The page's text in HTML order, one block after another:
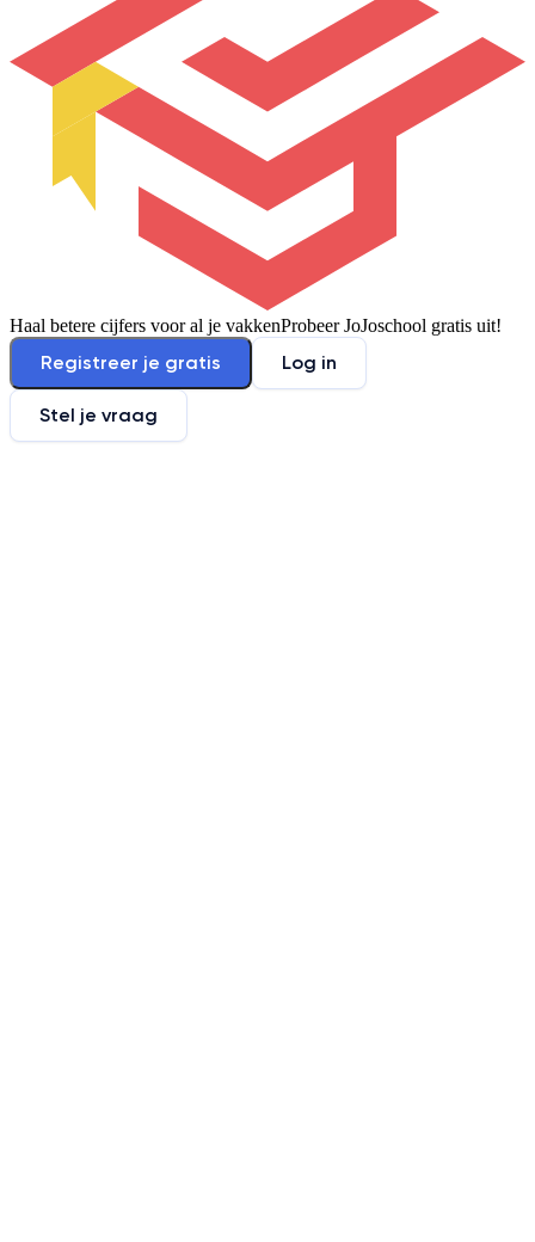
Haal betere cijfers voor al je vakkenProbeer JoJoschool gratis uit!
Registreer je gratis Log in
Stel je vraag